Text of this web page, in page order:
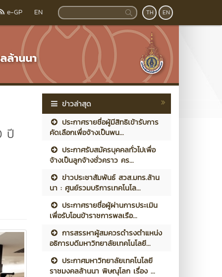
e-GP EN TH EN
ปี
ข่าวล่าสุด
ประกาศรายชื่อผู้มีสิทธิเข้ารับการ
คัดเลือกเพื่อจ้างเป็นพน...
ประกาศรับสมัครบุคคลทั่วไปเพื่อ
จ้างเป็นลูกจ้างชั่วคราว คร...
ข่าวประชาสัมพันธ์ สวส.มทร.ล้าน
นา : ศูนย์รวมบริการเทคโนโล...
ประกาศรายชื่อผู้ผ่านการประเมิน
เพื่อรับโอนข้าราชการพลเรือ...
การสรรหาผู้สมควรดำรงตำแหน่ง
อธิการบดีมหาวิทยาลัยเทคโนโลยี...
ประกาศมหาวิทยาลัยเทคโนโลยี
ราชมงคลล้านนา พิษณุโลก เรื่อง ...